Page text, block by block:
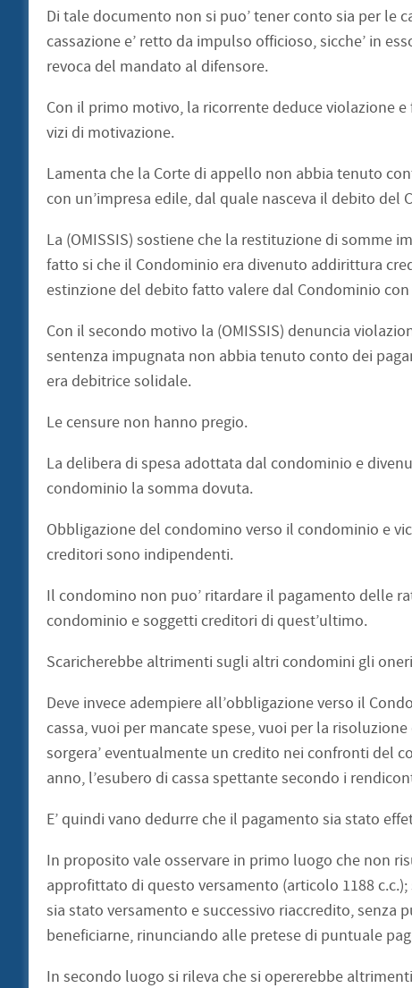
Di tale documento non si puo’ tener conto sia per le
cassazione e’ retto da impulso officioso, sicche’ in
revoca del mandato al difensore.
Con il primo motivo, la ricorrente deduce violazione
vizi di motivazione.
Lamenta che la Corte di appello non abbia tenuto
con un’impresa edile, dal quale nasceva il debito del
La (OMISSIS) sostiene che la restituzione di somme
fatto si che il Condominio era divenuto addirittura
estinzione del debito fatto valere dal Condominio con
Con il secondo motivo la (OMISSIS) denuncia
sentenza impugnata non abbia tenuto conto dei
era debitrice solidale.
Le censure non hanno pregio.
La delibera di spesa adottata dal condominio e
condominio la somma dovuta.
Obbligazione del condomino verso il condominio e
creditori sono indipendenti.
Il condomino non puo’ ritardare il pagamento delle
condominio e soggetti creditori di quest’ultimo.
Scaricherebbe altrimenti sugli altri condomini gli
Deve invece adempiere all’obbligazione verso il
cassa, vuoi per mancate spese, vuoi per la
sorgera’ eventualmente un credito nei confronti del
anno, l’esubero di cassa spettante secondo i
E’ quindi vano dedurre che il pagamento sia stato
In proposito vale osservare in primo luogo che non
approfittato di questo versamento (articolo 1188
sia stato versamento e successivo riaccredito, senza
beneficiarne, rinunciando alle pretese di puntuale
In secondo luogo si rileva che si opererebbe